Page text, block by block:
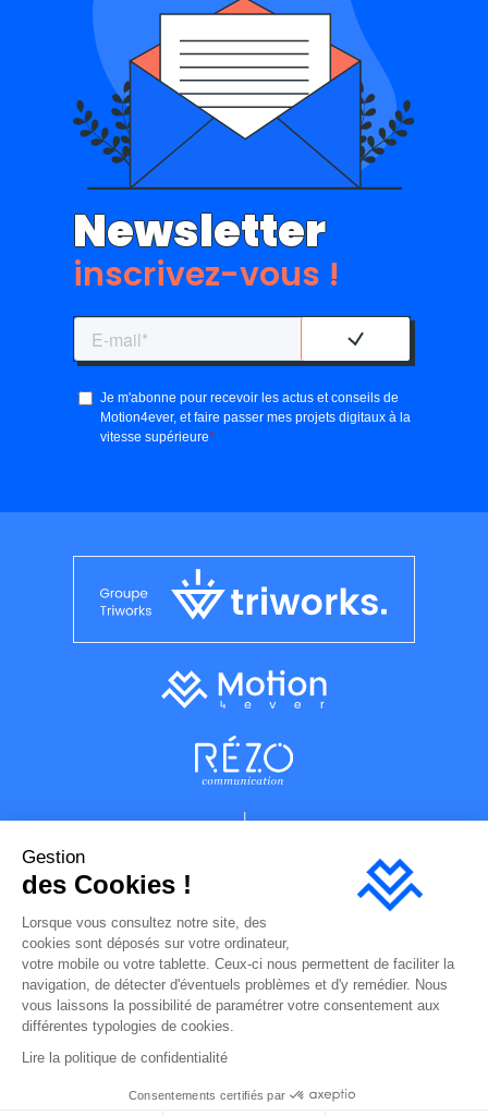
Newsletter
inscrivez-vous !
Plan du site
Hébergement site internet
Réalisation : Motion4ever
Gestion
des Cookies !
Lorsque vous consultez notre site, des
cookies sont déposés sur votre ordinateur,
votre mobile ou votre tablette. Ceux-ci nous permettent de faciliter la
navigation, de détecter d'éventuels problèmes et d'y remédier. Nous
vous laissons la possibilité de paramétrer votre consentement aux
différentes typologies de cookies.
Lire la politique de confidentialité
Consentements certifiés par